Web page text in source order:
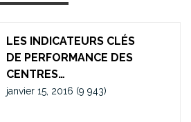
LES INDICATEURS CLÉS
DE PERFORMANCE DES
CENTRES…
janvier 15, 2016 (9 943)